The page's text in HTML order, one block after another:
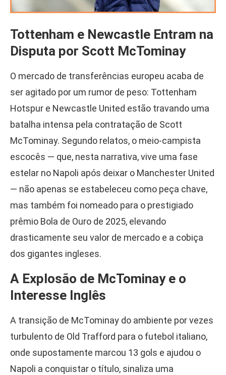
Tottenham e Newcastle Entram na
Disputa por Scott McTominay
O mercado de transferências europeu acaba de
ser agitado por um rumor de peso: Tottenham
Hotspur e Newcastle United estão travando uma
batalha intensa pela contratação de Scott
McTominay. Segundo relatos, o meio-campista
escocês — que, nesta narrativa, vive uma fase
estelar no Napoli após deixar o Manchester United
— não apenas se estabeleceu como peça chave,
mas também foi nomeado para o prestigiado
prêmio Bola de Ouro de 2025, elevando
drasticamente seu valor de mercado e a cobiça
dos gigantes ingleses.
A Explosão de McTominay e o
Interesse Inglês
A transição de McTominay do ambiente por vezes
turbulento de Old Trafford para o futebol italiano,
onde supostamente marcou 13 gols e ajudou o
Napoli a conquistar o título, sinaliza uma